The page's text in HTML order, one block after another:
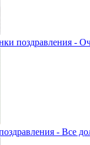
поздравления -
- Все